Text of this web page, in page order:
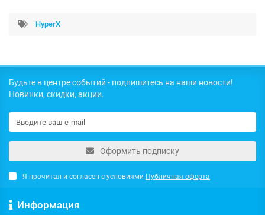
HyperX
Будьте в центре событий - подпишитесь на наши новости!
Новинки, скидки, акции.
Оформить подписку
Я прочитал и согласен с условиями Публичная оферта
Информация